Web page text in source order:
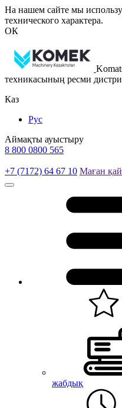
На нашем сайте мы
технического характера.
ОК
техникасының ресми
Каз
Рус
Аймақты ауыстыру
8 800 0800 565
+7 (7172) 64 67 10 Маған
жабдық